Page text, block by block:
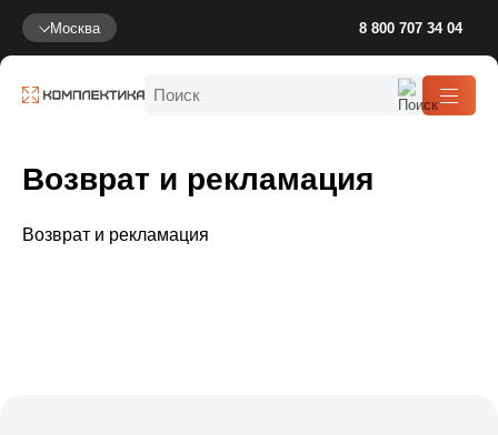
Москва 8 800 707 34 04
Возврат и рекламация
Возврат и рекламация